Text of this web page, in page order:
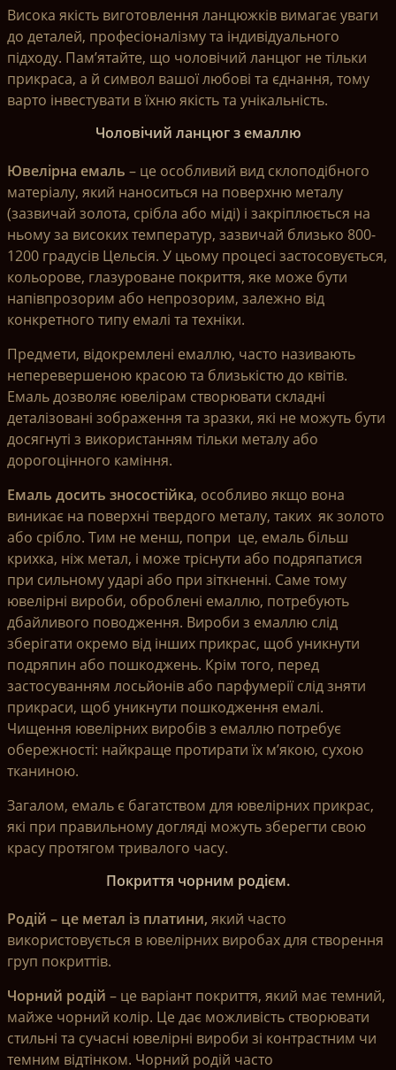
Висока якість виготовлення ланцюжків вимагає уваги
до деталей, професіоналізму та індивідуального
підходу. Пам’ятайте, що чоловічий ланцюг не тільки
прикраса, а й символ вашої любові та єднання, тому
варто інвестувати в їхню якість та унікальність.
Чоловічий ланцюг з емаллю
Ювелірна емаль – це особливий вид склоподібного
матеріалу, який наноситься на поверхню металу
(зазвичай золота, срібла або міді) і закріплюється на
ньому за високих температур, зазвичай близько 800-
1200 градусів Цельсія. У цьому процесі застосовується,
кольорове, глазуроване покриття, яке може бути
напівпрозорим або непрозорим, залежно від
конкретного типу емалі та техніки.
Предмети, відокремлені емаллю, часто називають
неперевершеною красою та близькістю до квітів.
Емаль дозволяє ювелірам створювати складні
деталізовані зображення та зразки, які не можуть бути
досягнуті з використанням тільки металу або
дорогоцінного каміння.
Емаль досить зносостійка, особливо якщо вона
виникає на поверхні твердого металу, таких як золото
або срібло. Тим не менш, попри це, емаль більш
крихка, ніж метал, і може тріснути або подряпатися
при сильному ударі або при зіткненні. Саме тому
ювелірні вироби, оброблені емаллю, потребують
дбайливого поводження. Вироби з емаллю слід
зберігати окремо від інших прикрас, щоб уникнути
подряпин або пошкоджень. Крім того, перед
застосуванням лосьйонів або парфумерії слід зняти
прикраси, щоб уникнути пошкодження емалі.
Чищення ювелірних виробів з емаллю потребує
обережності: найкраще протирати їх м’якою, сухою
тканиною.
Загалом, емаль є багатством для ювелірних прикрас,
які при правильному догляді можуть зберегти свою
красу протягом тривалого часу.
Покриття чорним родієм.
Родій – це метал із платини, який часто
використовується в ювелірних виробах для створення
груп покриттів.
Чорний родій – це варіант покриття, який має темний,
майже чорний колір. Це дає можливість створювати
стильні та сучасні ювелірні вироби зі контрастним чи
темним відтінком. Чорний родій часто